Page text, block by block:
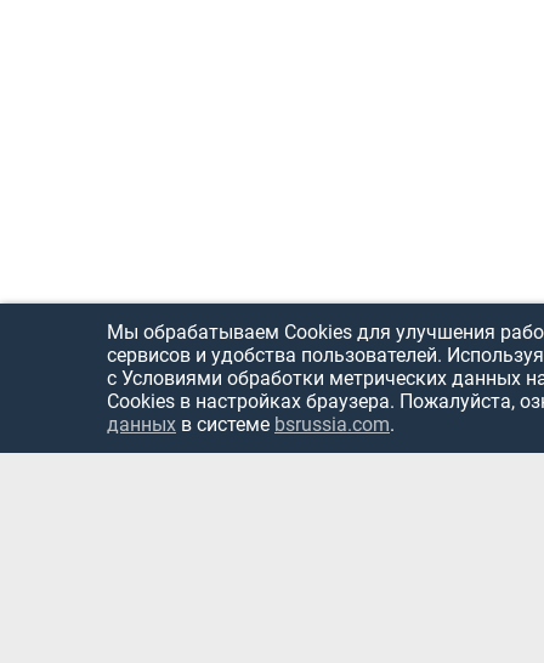
Мы обрабатываем Cookies для улучшения
сервисов и удобства пользователей.
с Условиями обработки метрических данных
Cookies в настройках браузера. Пожалуйста,
данных в системе bsrussia.com.